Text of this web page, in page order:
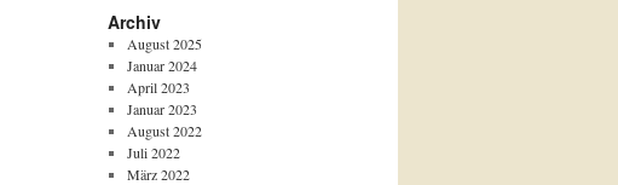
Archiv
August 2025
Januar 2024
April 2023
Januar 2023
August 2022
Juli 2022
März 2022